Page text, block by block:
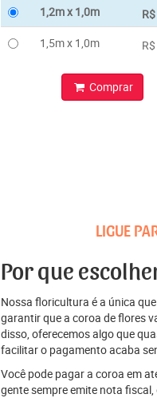
1,2m x 1,0m R$
1,5m x 1,0m R$
Comprar
LIGUE
Por que
Nossa floricultura é a única
garantir que a coroa de flores
disso, oferecemos algo que
facilitar o pagamento acaba
Você pode pagar a coroa em
gente sempre emite nota